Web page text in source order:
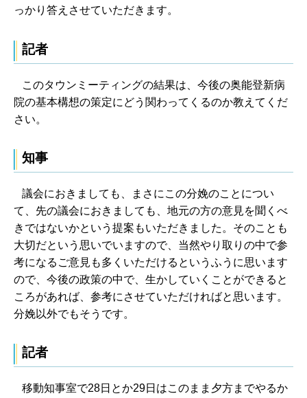
っかり答えさせていただきます。
記者
このタウンミーティングの結果は、今後の奥能登新病
院の基本構想の策定にどう関わってくるのか教えてくだ
さい。
知事
議会におきましても、まさにこの分娩のことについ
て、先の議会におきましても、地元の方の意見を聞くべ
きではないかという提案もいただきました。そのことも
大切だという思いでいますので、当然やり取りの中で参
考になるご意見も多くいただけるというふうに思います
ので、今後の政策の中で、生かしていくことができると
ころがあれば、参考にさせていただければと思います。
分娩以外でもそうです。
記者
移動知事室で28日とか29日はこのまま夕方までやるか